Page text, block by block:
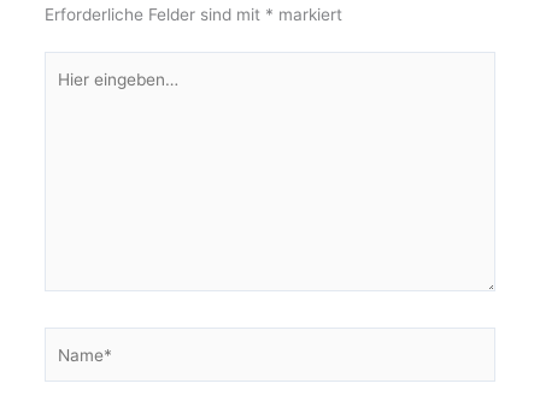
Erforderliche Felder sind mit * markiert
eingeben…